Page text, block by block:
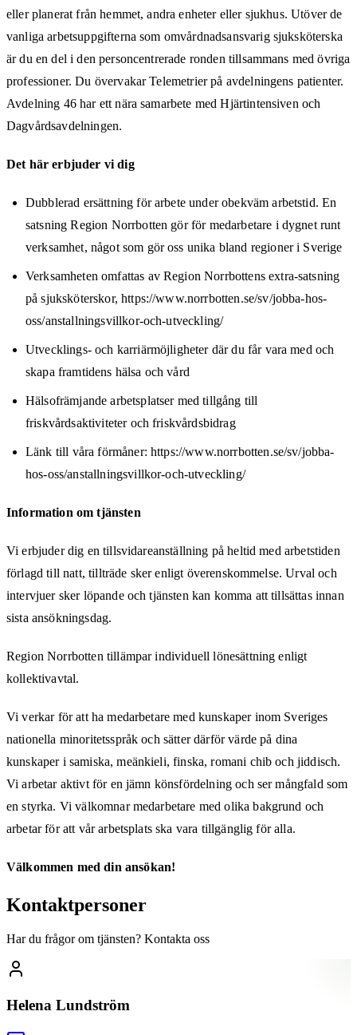
eller planerat från hemmet, andra enheter eller sjukhus. Utöver de
vanliga arbetsuppgifterna som omvårdnadsansvarig sjuksköterska
är du en del i den personcentrerade ronden tillsammans med övriga
professioner. Du övervakar Telemetrier på avdelningens patienter.
Avdelning 46 har ett nära samarbete med Hjärtintensiven och
Dagvårdsavdelningen.
Det här erbjuder vi dig
Dubblerad ersättning för arbete under obekväm arbetstid. En
satsning Region Norrbotten gör för medarbetare i dygnet runt
verksamhet, något som gör oss unika bland regioner i Sverige
Verksamheten omfattas av Region Norrbottens extra-satsning
på sjuksköterskor, https://www.norrbotten.se/sv/jobba-hos-
oss/anstallningsvillkor-och-utveckling/
Utvecklings- och karriärmöjligheter där du får vara med och
skapa framtidens hälsa och vård
Hälsofrämjande arbetsplatser med tillgång till
friskvårdsaktiviteter och friskvårdsbidrag
Länk till våra förmåner: https://www.norrbotten.se/sv/jobba-
hos-oss/anstallningsvillkor-och-utveckling/
Information om tjänsten
Vi erbjuder dig en tillsvidareanställning på heltid med arbetstiden
förlagd till natt, tillträde sker enligt överenskommelse. Urval och
intervjuer sker löpande och tjänsten kan komma att tillsättas innan
sista ansökningsdag.
Region Norrbotten tillämpar individuell lönesättning enligt
kollektivavtal.
Vi verkar för att ha medarbetare med kunskaper inom Sveriges
nationella minoritetsspråk och sätter därför värde på dina
kunskaper i samiska, meänkieli, finska, romani chib och jiddisch.
Vi arbetar aktivt för en jämn könsfördelning och ser mångfald som
en styrka. Vi välkomnar medarbetare med olika bakgrund och
arbetar för att vår arbetsplats ska vara tillgänglig för alla.
Välkommen med din ansökan!
Kontaktpersoner
Har du frågor om tjänsten? Kontakta oss
Helena Lundström